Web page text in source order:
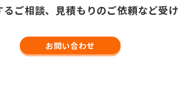
ご相談、見積もりのご依頼など受け
お問い合わせ